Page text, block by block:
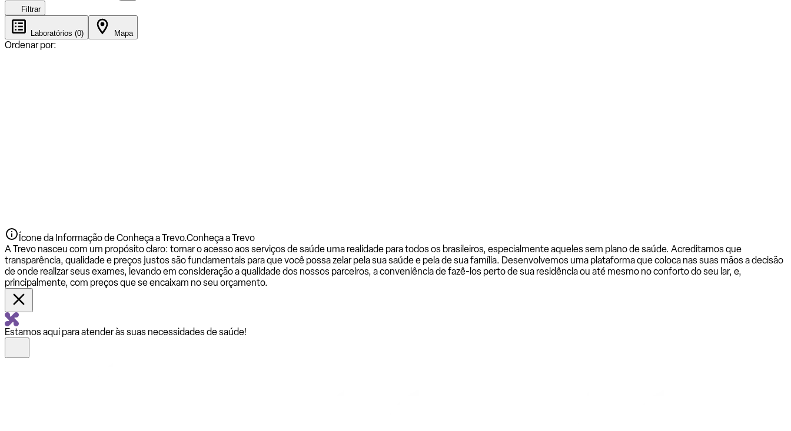
Filtrar
Laboratórios (0) Mapa
Ordenar por:
Ícone da Informação de Conheça a Trevo.Conheça a Trevo
A Trevo nasceu com um propósito claro: tornar o acesso aos serviços de saúde uma realidade para todos os brasileiros, especialmente aqueles sem plano de saúde. Acreditamos que
transparência, qualidade e preços justos são fundamentais para que você possa zelar pela sua saúde e pela de sua família. Desenvolvemos uma plataforma que coloca nas suas mãos a decisão
de onde realizar seus exames, levando em consideração a qualidade dos nossos parceiros, a conveniência de fazê-los perto de sua residência ou até mesmo no conforto do seu lar, e,
principalmente, com preços que se encaixam no seu orçamento.
Estamos aqui para atender às suas necessidades de saúde!